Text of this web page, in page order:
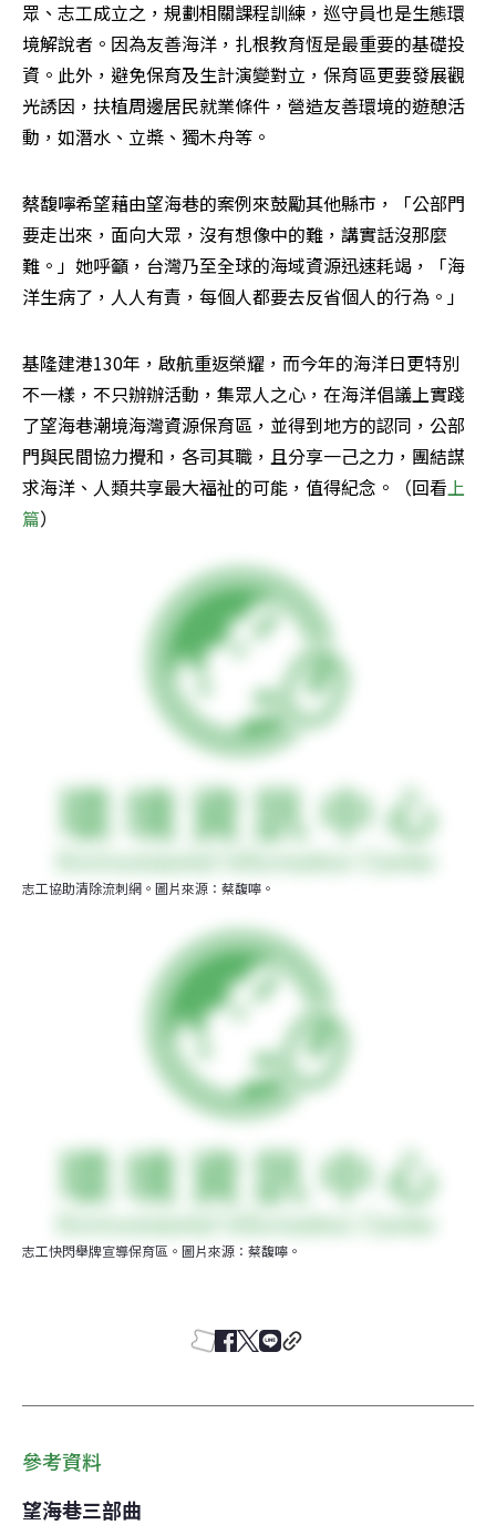
眾、志工成立之，規劃相關課程訓練，巡守員也是生態環
境解說者。因為友善海洋，扎根教育恆是最重要的基礎投
資。此外，避免保育及生計演變對立，保育區更要發展觀
光誘因，扶植周邊居民就業條件，營造友善環境的遊憩活
動，如潛水、立槳、獨木舟等。
蔡馥嚀希望藉由望海巷的案例來鼓勵其他縣市，「公部門
要走出來，面向大眾，沒有想像中的難，講實話沒那麼
難。」她呼籲，台灣乃至全球的海域資源迅速耗竭，「海
洋生病了，人人有責，每個人都要去反省個人的行為。」
基隆建港130年，啟航重返榮耀，而今年的海洋日更特別
不一樣，不只辦辦活動，集眾人之心，在海洋倡議上實踐
了望海巷潮境海灣資源保育區，並得到地方的認同，公部
門與民間協力攪和，各司其職，且分享一己之力，團結謀
求海洋、人類共享最大福祉的可能，值得紀念。（回看 上
篇）
志工協助清除流刺網。圖片來源：蔡馥嚀。
志工快閃舉牌宣導保育區。圖片來源：蔡馥嚀。
參考資料
望海巷三部曲